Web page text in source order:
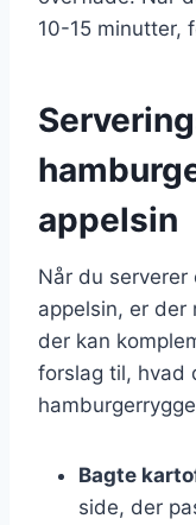
10-15 minutter,
appelsin
Når du serverer
appelsin, er der
der kan
forslag til, hvad
Bagte
side, der